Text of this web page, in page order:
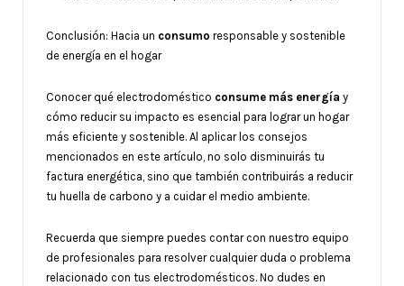
Conclusión: Hacia un consumo responsable y sostenible
de energía en el hogar
Conocer qué electrodoméstico consume más energía y
cómo reducir su impacto es esencial para lograr un hogar
más eficiente y sostenible. Al aplicar los consejos
mencionados en este artículo, no solo disminuirás tu
factura energética, sino que también contribuirás a reducir
tu huella de carbono y a cuidar el medio ambiente.
Recuerda que siempre puedes contar con nuestro equipo
de profesionales para resolver cualquier duda o problema
relacionado con tus electrodomésticos. No dudes en